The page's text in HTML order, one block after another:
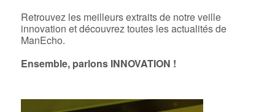
Retrouvez les meilleurs extraits de notre veille
innovation et découvrez toutes les actualités de
ManEcho.
Ensemble, parlons INNOVATION !